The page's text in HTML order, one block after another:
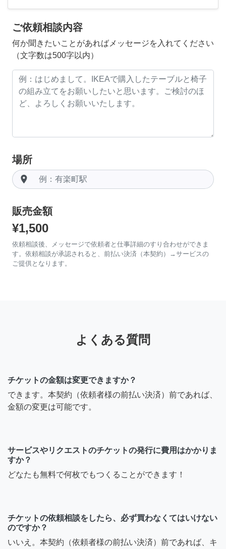
ご依頼相談内容
何か聞きたいことがあればメッセージを入れてください
（文字数は500字以内）
場所
room
販売金額
¥1,500
依頼相談後、メッセージで依頼者と仕事詳細のすり合わせができま
す。依頼相談が承認されると、前払い決済（本契約）→サービスの
ご提供となります。
よくある質問
チケットの金額は変更できますか？
できます。本契約（依頼者様の前払い決済）前であれば、
金額の変更は可能です。
サービスやリクエストのチケットの発行に費用はかかりま
すか？
どなたも無料で何枚でもつくることができます！
チケットの依頼相談をしたら、必ず買わなくてはいけない
のですか？
いいえ。本契約（依頼者様の前払い決済）前であれば、キ